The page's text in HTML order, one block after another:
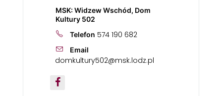
MSK: Widzew Wschód, Dom
Kultury 502
Telefon 574 190 682
Email
domkultury502@msk.lodz.pl